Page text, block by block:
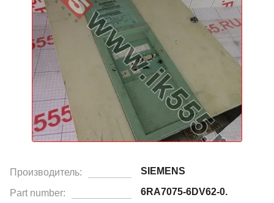
Производитель: SIEMENS
Part number: 6RA7075-6DV62-0.